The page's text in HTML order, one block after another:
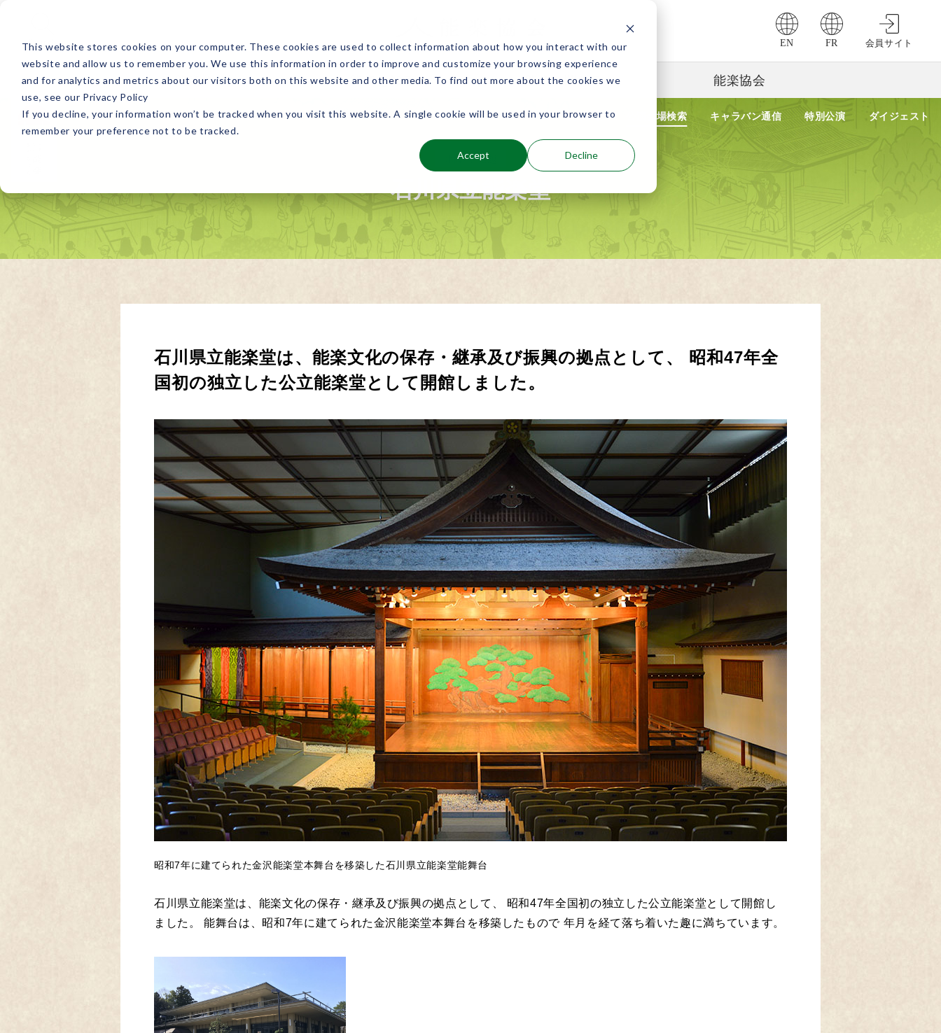
This website stores cookies on your computer. These cookies are used to collect information about how you interact with our
website and allow us to remember you. We use this information in order to improve and customize your browsing experience
and for analytics and metrics about our visitors both on this website and other media. To find out more about the cookies we
use, see our Privacy Policy
If you decline, your information won’t be tracked when you visit this website. A single cookie will be used in your browser to
remember your preference not to be tracked.
Accept Decline
Search EN FR 会員サイト
能楽の公演 能楽を知る 能楽に関わる 能楽協会
公演検索 公演会場検索 キャラバン通信 特別公演 ダイジェスト
北陸/甲信越
石川県立能楽堂
石川県立能楽堂は、能楽文化の保存・継承及び振興の拠点として、 昭和47年全
国初の独立した公立能楽堂として開館しました。
昭和7年に建てられた金沢能楽堂本舞台を移築した石川県立能楽堂能舞台
石川県立能楽堂は、能楽文化の保存・継承及び振興の拠点として、 昭和47年全国初の独立した公立能楽堂として開館し
ました。 能舞台は、昭和7年に建てられた金沢能楽堂本舞台を移築したもので 年月を経て落ち着いた趣に満ちています。